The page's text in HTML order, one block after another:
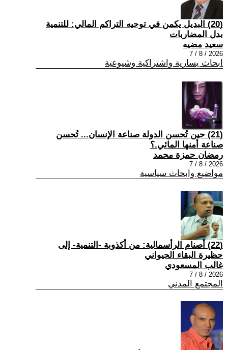
(20) البديل يكمن في توجيه التراكم المالي: للتنمية
بدل المضاربات
سعيد مضيه
2026 / 8 / 7
ابحاث يسارية واشتراكية وشيوعية
(21) حين تُحسن الدولة صناعة الإنسان... تُحسن
صناعة أمنها المائي.؟
رمضان حمزة محمد
2026 / 8 / 7
مواضيع وابحاث سياسية
(22) أصنام الرأسمالية: من أكذوبة -التنمية- إلى
حظيرة البقاء الحيواني
غالب المسعودي
2026 / 8 / 7
المجتمع المدني